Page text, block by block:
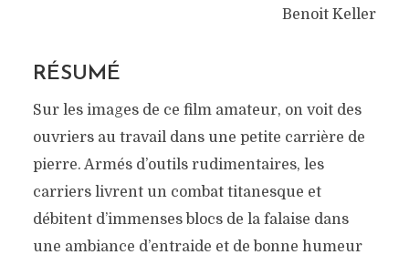
Benoit Keller
RÉSUMÉ
Sur les images de ce film amateur, on voit des
ouvriers au travail dans une petite carrière de
pierre. Armés d’outils rudimentaires, les
carriers livrent un combat titanesque et
débitent d’immenses blocs de la falaise dans
une ambiance d’entraide et de bonne humeur